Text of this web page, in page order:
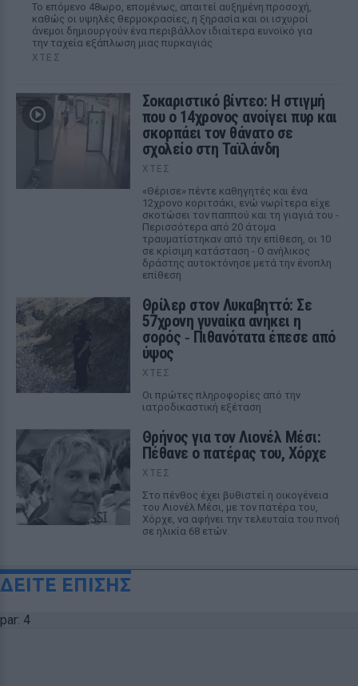
Το επόμενο 48ωρο, επομένως, απαιτεί αυξημένη προσοχή,
καθώς οι υψηλές θερμοκρασίες, η ξηρασία και οι ισχυροί
άνεμοι δημιουργούν ένα περιβάλλον ιδιαίτερα ευνοϊκό για
την ταχεία εξάπλωση μιας πυρκαγιάς
ΧΤΕΣ
Σοκαριστικό βίντεο: Η στιγμή
που ο 14χρονος ανοίγει πυρ και
σκορπάει τον θάνατο σε
σχολείο στη Ταϊλάνδη
ΧΤΕΣ
«Θέρισε» πέντε καθηγητές και ένα
12χρονο κοριτσάκι, ενώ νωρίτερα είχε
σκοτώσει τον παππού και τη γιαγιά του -
Περισσότερα από 20 άτομα
τραυματίστηκαν από την επίθεση, οι 10
σε κρίσιμη κατάσταση - Ο ανήλικος
δράστης αυτοκτόνησε μετά την ένοπλη
επίθεση
Θρίλερ στον Λυκαβηττό: Σε
57χρονη γυναίκα ανήκει η
σορός ‑ Πιθανότατα έπεσε από
ύψος
ΧΤΕΣ
Οι πρώτες πληροφορίες από την
ιατροδικαστική εξέταση
Θρήνος για τον Λιονέλ Μέσι:
Πέθανε ο πατέρας του, Χόρχε
ΧΤΕΣ
Στο πένθος έχει βυθιστεί η οικογένεια
του Λιονέλ Μέσι, με τον πατέρα του,
Χόρχε, να αφήνει την τελευταία του πνοή
σε ηλικία 68 ετών.
ΔΕΙΤΕ ΕΠΙΣΗΣ
par: 4